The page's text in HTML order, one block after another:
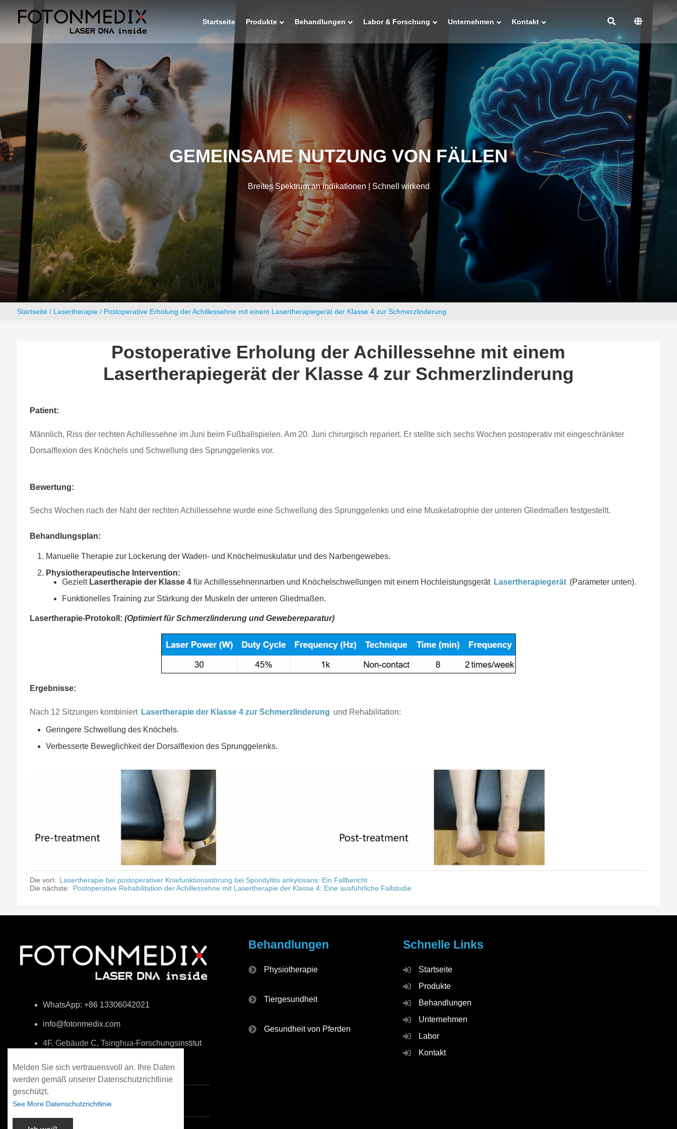
Startseite Produkte Behandlungen Labor & Forschung Unternehmen Kontakt
GEMEINSAME NUTZUNG VON FÄLLEN
Breites Spektrum an Indikationen | Schnell wirkend
Startseite/ Lasertherapie/ Postoperative Erholung der Achillessehne mit einem Lasertherapiegerät der Klasse 4 zur Schmerzlinderung
Postoperative Erholung der Achillessehne mit einem
Lasertherapiegerät der Klasse 4 zur Schmerzlinderung
Patient:
Männlich, Riss der rechten Achillessehne im Juni beim Fußballspielen. Am 20. Juni chirurgisch repariert. Er stellte sich sechs Wochen postoperativ mit eingeschränkter
Dorsalflexion des Knöchels und Schwellung des Sprunggelenks vor.
Bewertung:
Sechs Wochen nach der Naht der rechten Achillessehne wurde eine Schwellung des Sprunggelenks und eine Muskelatrophie der unteren Gliedmaßen festgestellt.
Behandlungsplan:
Manuelle Therapie zur Lockerung der Waden- und Knöchelmuskulatur und des Narbengewebes.
Physiotherapeutische Intervention:
Gezielt Lasertherapie der Klasse 4 für Achillessehnennarben und Knöchelschwellungen mit einem Hochleistungsgerät Lasertherapiegerät (Parameter unten).
Funktionelles Training zur Stärkung der Muskeln der unteren Gliedmaßen.
Lasertherapie-Protokoll: (Optimiert für Schmerzlinderung und Gewebereparatur)
Ergebnisse:
Nach 12 Sitzungen kombiniert Lasertherapie der Klasse 4 zur Schmerzlinderung und Rehabilitation:
Geringere Schwellung des Knöchels.
Verbesserte Beweglichkeit der Dorsalflexion des Sprunggelenks.
Die vorl: Lasertherapie bei postoperativer Kniefunktionsstörung bei Spondylitis ankylosans: Ein Fallbericht
Die nächste: Postoperative Rehabilitation der Achillessehne mit Lasertherapie der Klasse 4: Eine ausführliche Fallstudie
WhatsApp: +86 13306042021
info@fotonmedix.com
4F, Gebäude C, Tsinghua-Forschungsinstitut
China
Behandlungen
Physiotherapie
Tiergesundheit
Gesundheit von Pferden
Schnelle Links
Startseite
Produkte
Behandlungen
Unternehmen
Labor
Kontakt
Melden Sie sich vertrauensvoll an. Ihre Daten
werden gemäß unserer Datenschutzrichtlinie
geschützt.
See More Datenschutzrichtlinie